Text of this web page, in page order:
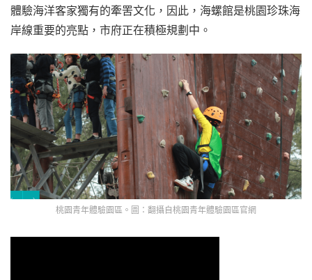
體驗海洋客家獨有的牽罟文化，因此，海螺館是桃園珍珠海
岸線重要的亮點，市府正在積極規劃中。
桃園青年體驗園區。圖：翻攝自桃園青年體驗園區官網